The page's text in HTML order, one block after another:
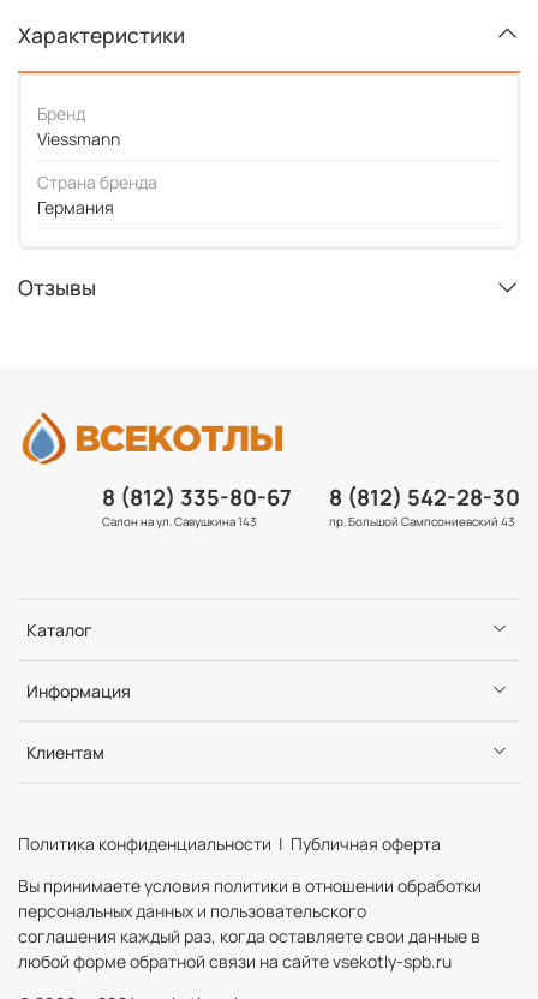
Характеристики
Бренд
Viessmann
Страна бренда
Германия
Отзывы
Каталог
Информация
Клиентам
8 (812) 335-80-67
Салон на ул. Савушкина 143
8 (812) 542-28-30
пр. Большой Сампсониевский 43
Политика конфиденциальности | Публичная оферта
Вы принимаете условия политики в отношении обработки
персональных данных и пользовательского
соглашения каждый раз, когда оставляете свои данные в
любой форме обратной связи на сайте vsekotly-spb.ru